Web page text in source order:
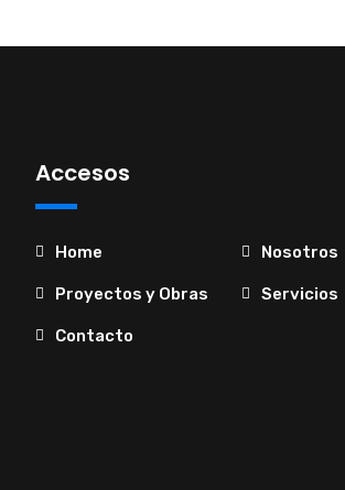
Accesos
Home Nosotros
Proyectos y Obras Servicios
Contacto